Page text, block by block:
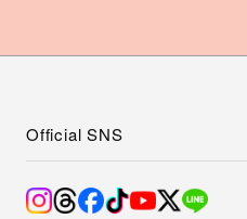
Official SNS